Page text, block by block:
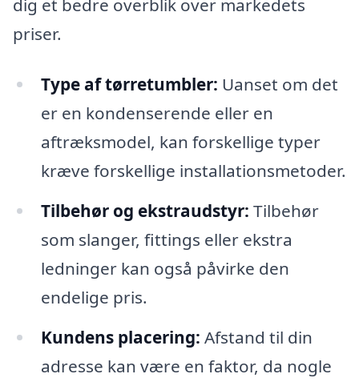
priser.
Type af tørretumbler: Uanset om det
er en kondenserende eller en
aftræksmodel, kan forskellige typer
kræve forskellige installationsmetoder.
Tilbehør og ekstraudstyr: Tilbehør
som slanger, fittings eller ekstra
ledninger kan også påvirke den
endelige pris.
Kundens placering: Afstand til din
adresse kan være en faktor, da nogle